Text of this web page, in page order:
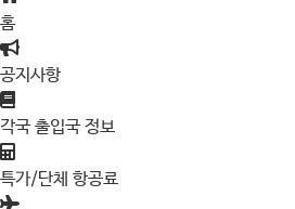
홈
공지사항
각국 출입국 정보
특가/단체 항공료